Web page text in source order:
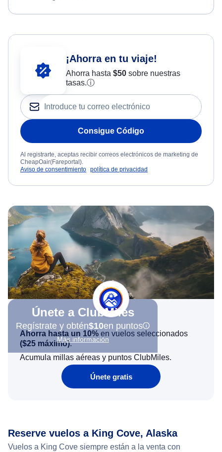
¡Ahorra en tu viaje!
Ahorra hasta $50sobre nuestras
tasas.ⓘ
Consigue Código
Al registrarte, aceptas recibir correos electrónicos de marketing de
CheapOair(Fareportal).
Aviso de consentimiento política de privacidad
Únete a ClubMiles
Regístrate y obtén$10en puntos
Más información
Ahorra hasta un 10% en vuelos seleccionados
($25 máximo).
Acumula millas aéreas y puntos ClubMiles.
Únete gratis
Reserve vuelos a King Cove, Alaska
Vuelos a King Cove siempre están a la venta con